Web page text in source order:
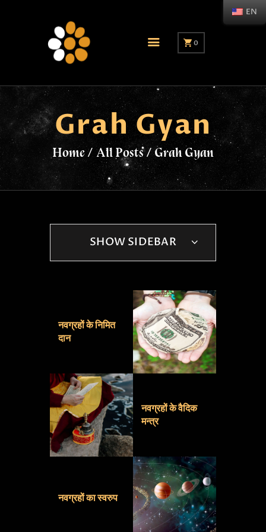
0
Grah Gyan
Home All Posts Grah Gyan
नवग्रहों के निमित
दान
नवग्रहों के वैदिक
मन्त्र
नवग्रहों का स्वरुप
SHOW SIDEBAR
EN